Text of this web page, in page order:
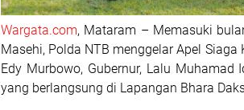
Wargata.com, Mataram – Memasuki
Masehi, Polda NTB menggelar Apel
Edy Murbowo, Gubernur, Lalu Muhamad
yang berlangsung di Lapangan Bhara